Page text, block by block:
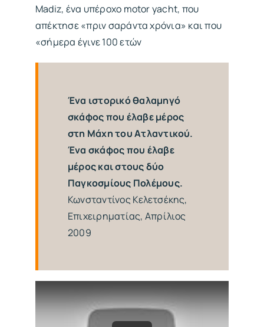
Madiz, ένα υπέροχο motor yacht, που
απέκτησε «πριν σαράντα χρόνια» και που
«σήμερα έγινε 100 ετών
Ένα ιστορικό θαλαμηγό
σκάφος που έλαβε μέρος
στη Μάχη του Ατλαντικού.
Ένα σκάφος που έλαβε
μέρος και στους δύο
Παγκοσμίους Πολέμους.
Κωνσταντίνος Κελετσέκης,
Επιχειρηματίας, Απρίλιος
2009